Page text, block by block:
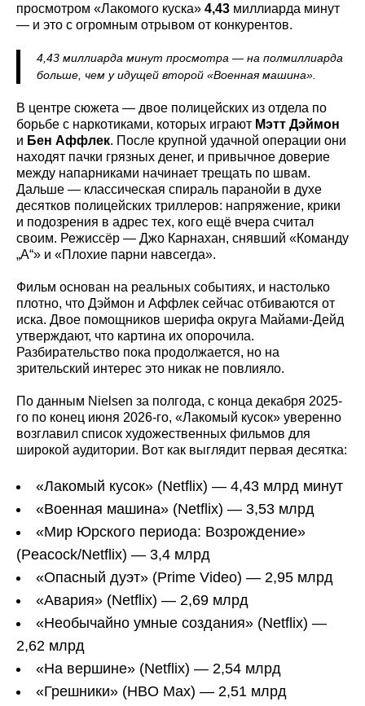
просмотром «Лакомого куска» 4,43 миллиарда минут
— и это с огромным отрывом от конкурентов.
4,43 миллиарда минут просмотра — на полмиллиарда
больше, чем у идущей второй «Военная машина».
В центре сюжета — двое полицейских из отдела по
борьбе с наркотиками, которых играют Мэтт Дэймон
и Бен Аффлек. После крупной удачной операции они
находят пачки грязных денег, и привычное доверие
между напарниками начинает трещать по швам.
Дальше — классическая спираль паранойи в духе
десятков полицейских триллеров: напряжение, крики
и подозрения в адрес тех, кого ещё вчера считал
своим. Режиссёр — Джо Карнахан, снявший «Команду
„А“» и «Плохие парни навсегда».
Фильм основан на реальных событиях, и настолько
плотно, что Дэймон и Аффлек сейчас отбиваются от
иска. Двое помощников шерифа округа Майами-Дейд
утверждают, что картина их опорочила.
Разбирательство пока продолжается, но на
зрительский интерес это никак не повлияло.
По данным Nielsen за полгода, с конца декабря 2025-
го по конец июня 2026-го, «Лакомый кусок» уверенно
возглавил список художественных фильмов для
широкой аудитории. Вот как выглядит первая десятка:
«Лакомый кусок» (Netflix) — 4,43 млрд минут
«Военная машина» (Netflix) — 3,53 млрд
«Мир Юрского периода: Возрождение»
(Peacock/Netflix) — 3,4 млрд
«Опасный дуэт» (Prime Video) — 2,95 млрд
«Авария» (Netflix) — 2,69 млрд
«Необычайно умные создания» (Netflix) —
2,62 млрд
«На вершине» (Netflix) — 2,54 млрд
«Грешники» (HBO Max) — 2,51 млрд